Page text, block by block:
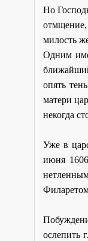
Но
милость
Одним
опять
матери
некогда
Уже в
июня
ослепить